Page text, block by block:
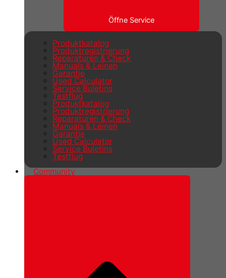
Öffne Service
Produktkatalog
Produktregistrierung
Reparaturen & Check
Manuals & Leinen
Garantie
Used Calculator
Service Buletins
Testflug
Produktkatalog
Produktregistrierung
Reparaturen & Check
Manuals & Leinen
Garantie
Used Calculator
Service Buletins
Testflug
Community